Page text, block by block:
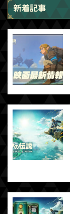
新着記事